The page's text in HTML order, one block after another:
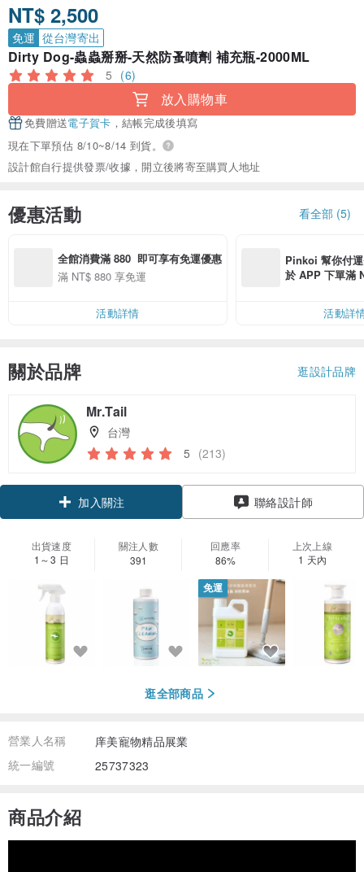
NT$ 2,500
免運 從台灣寄出
Dirty Dog-蟲蟲掰掰-天然防蚤噴劑 補充瓶-2000ML
5 (6)
放入購物車
免費贈送電子賀卡 ，結帳完成後填寫
現在下單預估 8/10~8/14 到貨。
設計館自行提供發票/收據，開立後將寄至購買人地址
優惠活動 看全部 (5)
全館消費滿 880  即可享有免運優惠
滿 NT$ 880 享免運
活動詳情
Pinkoi 幫你付
於 APP 下單滿
活動詳
關於品牌 逛設計品牌
Mr.Tail
台灣
5 (213)
加入關注 聯絡設計師
出貨速度
1～3 日
關注人數
391
回應率
86%
上次上線
1 天內
免運
逛全部商品
營業人名稱
庠美寵物精品展業
統一編號
25737323
商品介紹